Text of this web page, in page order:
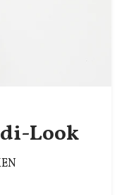
Look